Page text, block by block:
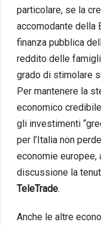
particolare, se la
accomodante della
finanza pubblica
reddito delle
grado di stimolare
Per mantenere la
economico
gli investimenti
per l’Italia non
economie europee,
discussione la
TeleTrade.
Anche le altre